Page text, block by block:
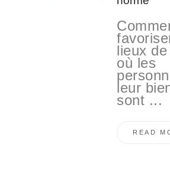
lieux
où les
leur
sont ...
READ